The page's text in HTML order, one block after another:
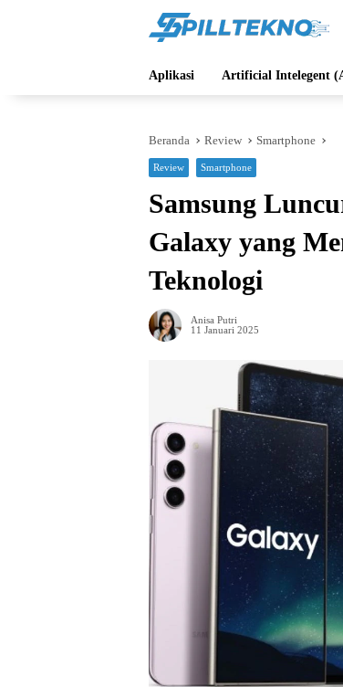
Aplikasi Artificial Intelegent
Beranda Review Smartphone
Review Smartphone
Samsung
Galaxy yang
Teknologi
Anisa Putri
11 Januari 2025